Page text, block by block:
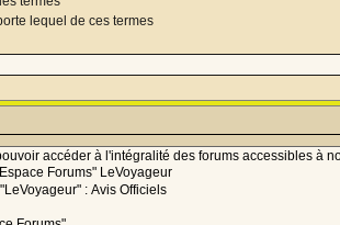
lequel de ces termes